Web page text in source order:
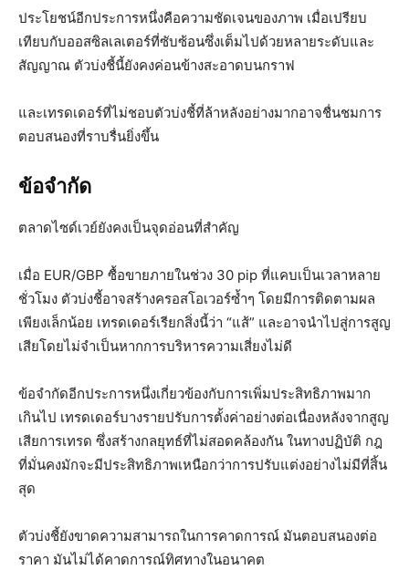
ประโยชน์อีกประการหนึ่งคือความชัดเจนของภาพ เมื่อเปรียบ
เทียบกับออสซิลเลเตอร์ที่ซับซ้อนซึ่งเต็มไปด้วยหลายระดับและ
สัญญาณ ตัวบ่งชี้นี้ยังคงค่อนข้างสะอาดบนกราฟ
และเทรดเดอร์ที่ไม่ชอบตัวบ่งชี้ที่ล้าหลังอย่างมากอาจชื่นชมการ
ตอบสนองที่ราบรื่นยิ่งขึ้น
ข้อจำกัด
ตลาดไซด์เวย์ยังคงเป็นจุดอ่อนที่สำคัญ
เมื่อ EUR/GBP ซื้อขายภายในช่วง 30 pip ที่แคบเป็นเวลาหลาย
ชั่วโมง ตัวบ่งชี้อาจสร้างครอสโอเวอร์ซ้ำๆ โดยมีการติดตามผล
เพียงเล็กน้อย เทรดเดอร์เรียกสิ่งนี้ว่า “แส้” และอาจนำไปสู่การสูญ
เสียโดยไม่จำเป็นหากการบริหารความเสี่ยงไม่ดี
ข้อจำกัดอีกประการหนึ่งเกี่ยวข้องกับการเพิ่มประสิทธิภาพมาก
เกินไป เทรดเดอร์บางรายปรับการตั้งค่าอย่างต่อเนื่องหลังจากสูญ
เสียการเทรด ซึ่งสร้างกลยุทธ์ที่ไม่สอดคล้องกัน ในทางปฏิบัติ กฎ
ที่มั่นคงมักจะมีประสิทธิภาพเหนือกว่าการปรับแต่งอย่างไม่มีที่สิ้น
สุด
ตัวบ่งชี้ยังขาดความสามารถในการคาดการณ์ มันตอบสนองต่อ
ราคา มันไม่ได้คาดการณ์ทิศทางในอนาคต